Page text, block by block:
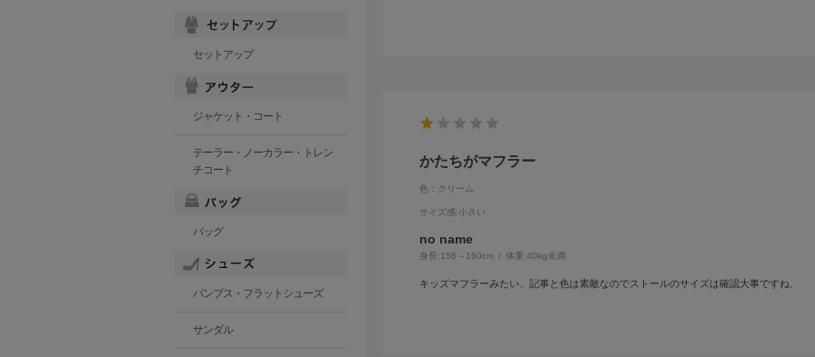
かたちがマフラー
色：クリーム
サイズ感:小さい
no name
身長:156～160cm 体重:40kg未満
キッズマフラーみたい、記事と色は素敵なのでストールのサイズは確認大事ですね、
セットアップ
ジャケット・コート
テーラー・ノーカラー・トレン
チコート
バッグ
パンプス・フラットシューズ
サンダル